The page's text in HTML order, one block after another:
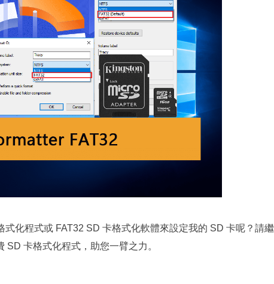
化程式或 FAT32 SD 卡格式化軟體來設定我的 SD 卡呢？請繼
卡格式化程式，助您一臂之力。